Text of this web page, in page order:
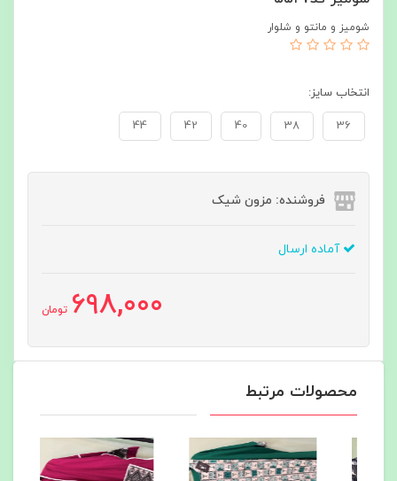
شومیز و مانتو و شلوار
انتخاب سایز:
36
38
40
42
44
فروشنده: مزون شیک
آماده ارسال
698,000 تومان
محصولات مرتبط